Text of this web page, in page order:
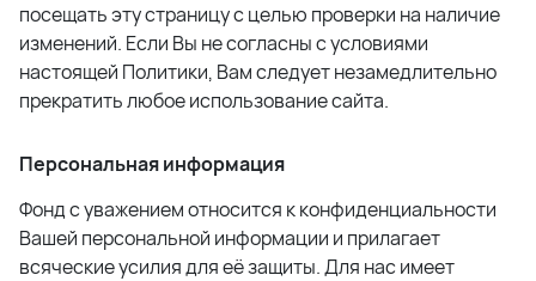
посещать эту страницу с целью проверки на наличие
изменений. Если Вы не согласны с условиями
настоящей Политики, Вам следует незамедлительно
прекратить любое использование сайта.
Персональная информация
Фонд с уважением относится к конфиденциальности
Вашей персональной информации и прилагает
всяческие усилия для её защиты. Для нас имеет